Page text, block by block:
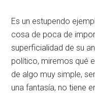
Es un estupendo
cosa de poca de
superficialidad de su
político, miremos qué
de algo muy simple,
una fantasía, no tiene